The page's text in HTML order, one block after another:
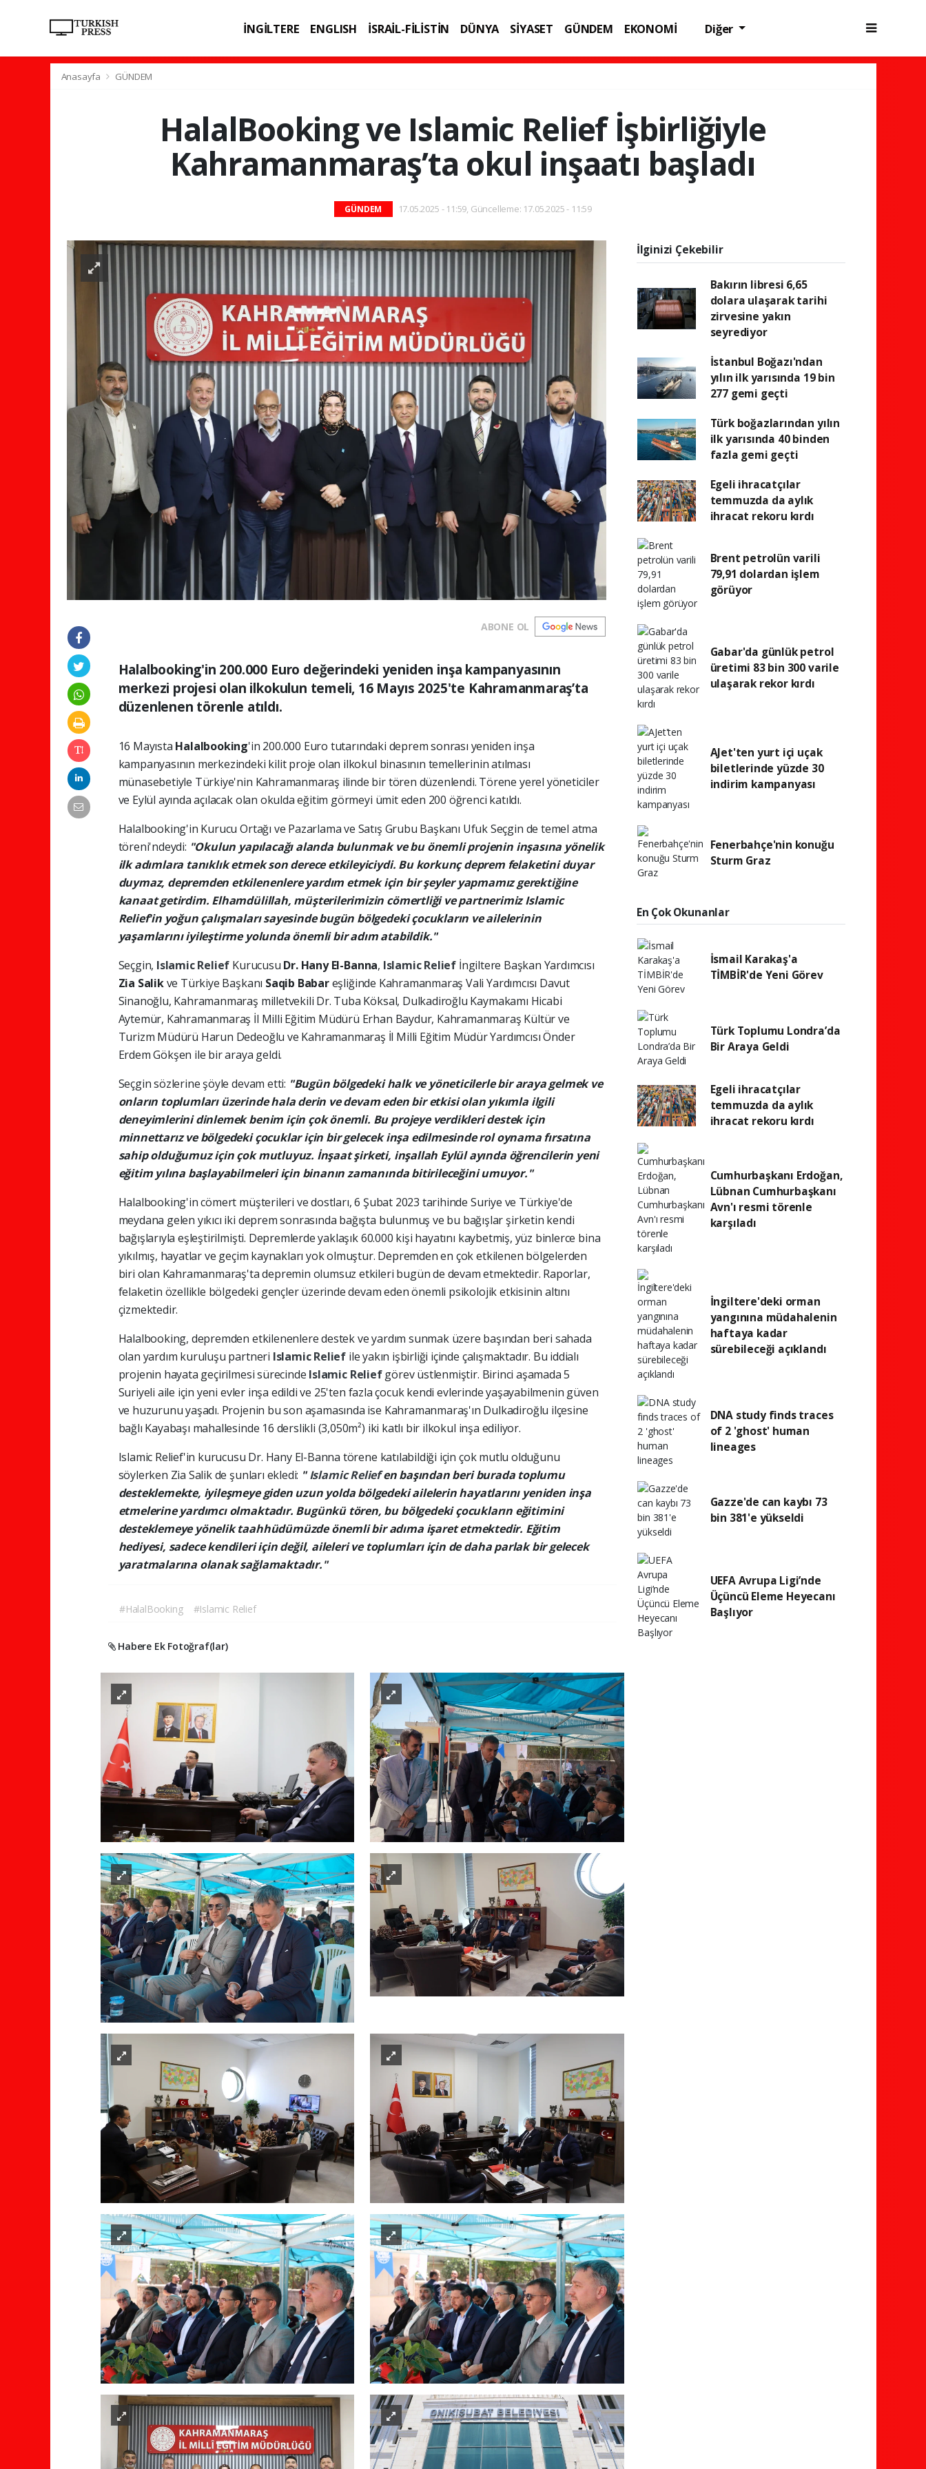
İNGİLTERE ENGLISH İSRAİL-FİLİSTİN DÜNYA SİYASET GÜNDEM
EKONOMİ
Diğer
Anasayfa GÜNDEM
HalalBooking ve Islamic Relief İşbirliğiyle
Kahramanmaraş’ta okul inşaatı başladı
GÜNDEM 17.05.2025 - 11:59, Güncelleme: 17.05.2025 - 11:59
ABONE OL
Halalbooking'in 200.000 Euro değerindeki yeniden inşa kampanyasının
merkezi projesi olan ilkokulun temeli, 16 Mayıs 2025'te Kahramanmaraş’ta
düzenlenen törenle atıldı.
16 Mayısta Halalbooking'in 200.000 Euro tutarındaki deprem sonrası yeniden inşa
kampanyasının merkezindeki kilit proje olan ilkokul binasının temellerinin atılması
münasebetiyle Türkiye'nin Kahramanmaraş ilinde bir tören düzenlendi. Törene yerel yöneticiler
ve Eylül ayında açılacak olan okulda eğitim görmeyi ümit eden 200 öğrenci katıldı.
Halalbooking'in Kurucu Ortağı ve Pazarlama ve Satış Grubu Başkanı Ufuk Seçgin de temel atma
töreni'ndeydi: "Okulun yapılacağı alanda bulunmak ve bu önemli projenin inşasına yönelik
ilk adımlara tanıklık etmek son derece etkileyiciydi. Bu korkunç deprem felaketini duyar
duymaz, depremden etkilenenlere yardım etmek için bir şeyler yapmamız gerektiğine
kanaat getirdim. Elhamdülillah, müşterilerimizin cömertliği ve partnerimiz Islamic
Relief'in yoğun çalışmaları sayesinde bugün bölgedeki çocukların ve ailelerinin
yaşamlarını iyileştirme yolunda önemli bir adım atabildik."
Seçgin, Islamic Relief Kurucusu Dr. Hany El-Banna, Islamic Relief İngiltere Başkan Yardımcısı
Zia Salikve Türkiye Başkanı Saqib Babareşliğinde Kahramanmaraş Vali Yardımcısı Davut
Sinanoğlu, Kahramanmaraş milletvekili Dr. Tuba Köksal, Dulkadiroğlu Kaymakamı Hicabi
Aytemür, Kahramanmaraş İl Milli Eğitim Müdürü Erhan Baydur, Kahramanmaraş Kültür ve
Turizm Müdürü Harun Dedeoğlu ve Kahramanmaraş İl Milli Eğitim Müdür Yardımcısı Önder
Erdem Gökşen ile bir araya geldi.
Seçgin sözlerine şöyle devam etti: "Bugün bölgedeki halk ve yöneticilerle bir araya gelmek ve
onların toplumları üzerinde hala derin ve devam eden bir etkisi olan yıkımla ilgili
deneyimlerini dinlemek benim için çok önemli. Bu projeye verdikleri destek için
minnettarız ve bölgedeki çocuklar için bir gelecek inşa edilmesinde rol oynama fırsatına
sahip olduğumuz için çok mutluyuz. İnşaat şirketi, inşallah Eylül ayında öğrencilerin yeni
eğitim yılına başlayabilmeleri için binanın zamanında bitirileceğini umuyor."
Halalbooking'in cömert müşterileri ve dostları, 6 Şubat 2023 tarihinde Suriye ve Türkiye'de
meydana gelen yıkıcı iki deprem sonrasında bağışta bulunmuş ve bu bağışlar şirketin kendi
bağışlarıyla eşleştirilmişti. Depremlerde yaklaşık 60.000 kişi hayatını kaybetmiş, yüz binlerce bina
yıkılmış, hayatlar ve geçim kaynakları yok olmuştur. Depremden en çok etkilenen bölgelerden
biri olan Kahramanmaraş'ta depremin olumsuz etkileri bugün de devam etmektedir. Raporlar,
felaketin özellikle bölgedeki gençler üzerinde devam eden önemli psikolojik etkisinin altını
çizmektedir.
Halalbooking, depremden etkilenenlere destek ve yardım sunmak üzere başından beri sahada
olan yardım kuruluşu partneri Islamic Relief ile yakın işbirliği içinde çalışmaktadır. Bu iddialı
projenin hayata geçirilmesi sürecinde Islamic Reliefgörev üstlenmiştir. Birinci aşamada 5
Suriyeli aile için yeni evler inşa edildi ve 25'ten fazla çocuk kendi evlerinde yaşayabilmenin güven
ve huzurunu yaşadı. Projenin bu son aşamasında ise Kahramanmaraş'ın Dulkadiroğlu ilçesine
bağlı Kayabaşı mahallesinde 16 derslikli (3,050m²) iki katlı bir ilkokul inşa ediliyor.
Islamic Relief'in kurucusu Dr. Hany El-Banna törene katılabildiği için çok mutlu olduğunu
söylerken Zia Salik de şunları ekledi: "Islamic Reliefen başından beri burada toplumu
desteklemekte, iyileşmeye giden uzun yolda bölgedeki ailelerin hayatlarını yeniden inşa
etmelerine yardımcı olmaktadır. Bugünkü tören, bu bölgedeki çocukların eğitimini
desteklemeye yönelik taahhüdümüzde önemli bir adıma işaret etmektedir. Eğitim
hediyesi, sadece kendileri için değil, aileleri ve toplumları için de daha parlak bir gelecek
yaratmalarına olanak sağlamaktadır."
#HalalBooking #Islamic Relief
Habere Ek Fotoğraf(lar)
İlginizi Çekebilir
Bakırın libresi 6,65
dolara ulaşarak tarihi
zirvesine yakın
seyrediyor
İstanbul Boğazı'ndan
yılın ilk yarısında 19 bin
277 gemi geçti
Türk boğazlarından yılın
ilk yarısında 40 binden
fazla gemi geçti
Egeli ihracatçılar
temmuzda da aylık
ihracat rekoru kırdı
Brent petrolün varili
79,91 dolardan işlem
görüyor
Gabar'da günlük petrol
üretimi 83 bin 300 varile
ulaşarak rekor kırdı
AJet'ten yurt içi uçak
biletlerinde yüzde 30
indirim kampanyası
Fenerbahçe'nin konuğu
Sturm Graz
En Çok Okunanlar
İsmail Karakaş'a
TİMBİR'de Yeni Görev
Türk Toplumu Londra’da
Bir Araya Geldi
Egeli ihracatçılar
temmuzda da aylık
ihracat rekoru kırdı
Cumhurbaşkanı Erdoğan,
Lübnan Cumhurbaşkanı
Avn'ı resmi törenle
karşıladı
İngiltere'deki orman
yangınına müdahalenin
haftaya kadar
sürebileceği açıklandı
DNA study finds traces
of 2 'ghost' human
lineages
Gazze'de can kaybı 73
bin 381'e yükseldi
UEFA Avrupa Ligi’nde
Üçüncü Eleme Heyecanı
Başlıyor